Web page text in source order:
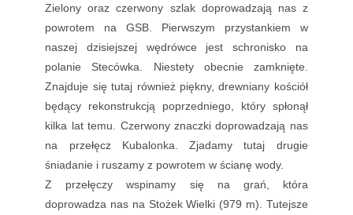
Zielony oraz czerwony szlak doprowadzają nas z
powrotem na GSB. Pierwszym przystankiem w
naszej dzisiejszej wędrówce jest schronisko na
polanie Stecówka. Niestety obecnie zamknięte.
Znajduje się tutaj również piękny, drewniany kościół
będący rekonstrukcją poprzedniego, który spłonął
kilka lat temu. Czerwony znaczki doprowadzają nas
na przełęcz Kubalonka. Zjadamy tutaj drugie
śniadanie i ruszamy z powrotem w ścianę wody.
Z przełęczy wspinamy się na grań, która
doprowadza nas na Stożek Wielki (979 m). Tutejsze